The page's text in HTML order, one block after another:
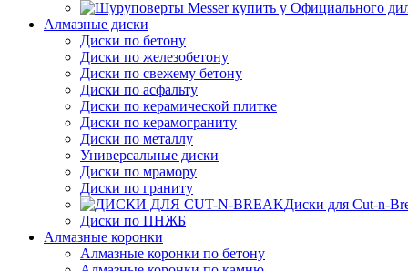
Алмазные диски
Диски по бетону
Диски по железобетону
Диски по свежему бетону
Диски по асфальту
Диски по керамической плитке
Диски по керамограниту
Диски по металлу
Универсальные диски
Диски по мрамору
Диски по граниту
Диски для Cut-n-
Диски по ПНЖБ
Алмазные коронки
Алмазные коронки по бетону